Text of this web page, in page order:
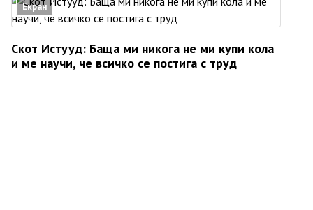
Екран
Скот Истууд: Баща ми никога не ми купи кола
и ме научи, че всичко се постига с труд